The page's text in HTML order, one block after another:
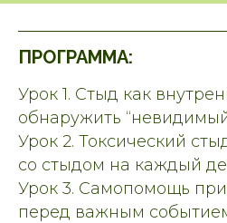
ПРОГРАММА:
Урок 1. Стыд как
обнаружить
Урок 2. Токсический
со стыдом на каждый
Урок 3. Самопомощь
перед важным